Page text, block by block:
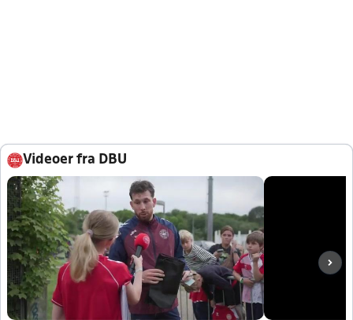
Videoer fra DBU